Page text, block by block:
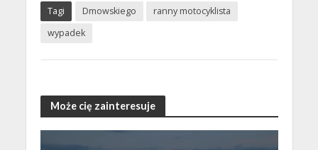
Tagi
Dmowskiego
ranny motocyklista
wypadek
Może cię zainteresuje